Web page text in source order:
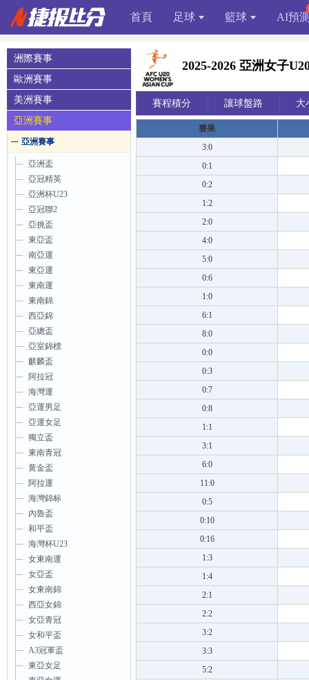
首頁 足球 籃球 AI預
洲際賽事
歐洲賽事
美洲賽事
亞洲賽事
亞洲賽事
亞洲盃
亞冠精英
亞洲杯U23
亞冠聯2
亞挑盃
東亞盃
南亞運
東亞運
東南運
東南錦
西亞錦
亞總盃
亞室錦標
麒麟盃
阿拉冠
海灣運
亞運男足
亞運女足
獨立盃
東南青冠
黄金盃
阿拉運
海灣錦标
內魯盃
和平盃
海灣杯U23
女東南運
女亞盃
女東南錦
西亞女錦
女亞青冠
女和平盃
A3冠軍盃
東亞女足
2025-2026 亞洲女子
賽程積分 讓球盤路 大
賽果
3:0
0:1
0:2
1:2
2:0
4:0
5:0
0:6
1:0
6:1
8:0
0:0
0:3
0:7
0:8
1:1
3:1
6:0
11:0
0:5
0:10
0:16
1:3
1:4
2:1
2:2
3:2
3:3
5:2